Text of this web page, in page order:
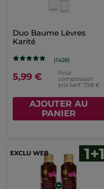
Duo Baume Lèvres
Karité
(1428)
5,99 €
Pour
comparaison
prix tarif: 7,98 €
AJOUTER AU
PANIER